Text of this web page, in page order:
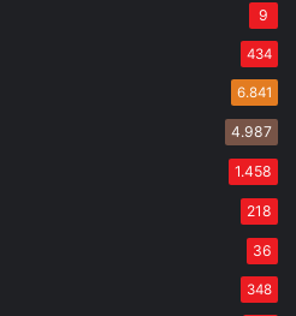
9
434
6.841
4.987
1.458
218
36
348